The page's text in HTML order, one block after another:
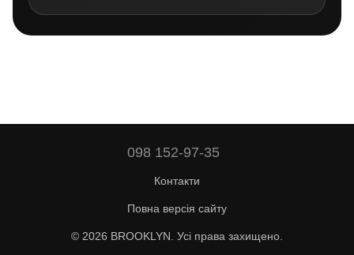
098 152-97-35
Контакти
Повна версія сайту
© 2026 BROOKLYN. Усі права захищено.